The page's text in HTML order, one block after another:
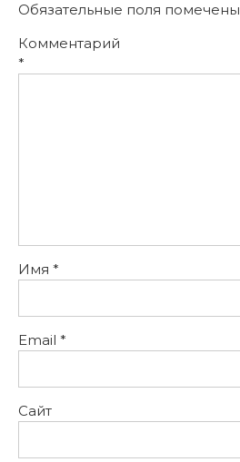
Обязательные поля помечены
Комментарий
*
Имя *
Email *
Сайт